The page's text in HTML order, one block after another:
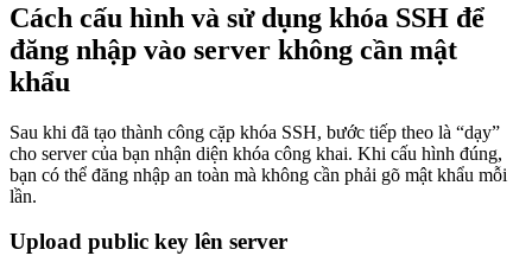
Cách cấu hình và sử dụng khóa SSH để
đăng nhập vào server không cần mật
khẩu
Sau khi đã tạo thành công cặp khóa SSH, bước tiếp theo là “dạy”
cho server của bạn nhận diện khóa công khai. Khi cấu hình đúng,
bạn có thể đăng nhập an toàn mà không cần phải gõ mật khẩu mỗi
lần.
Upload public key lên server